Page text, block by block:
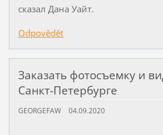
сказал Дана Уайт.
Odpovědět
Заказать фотосъемку и
Санкт-Петербурге
GEORGEFAW 04.09.2020